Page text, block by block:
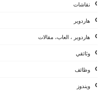
نقاشات
هاردوير
هاردوير ، العاب، مقالات
وثائقي
وظائف
ويندوز